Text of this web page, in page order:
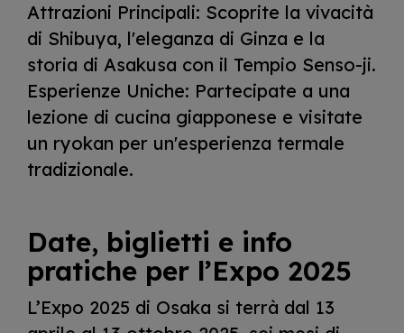
Attrazioni Principali: Scoprite la vivacità
di Shibuya, l'eleganza di Ginza e la
storia di Asakusa con il Tempio Senso-ji.
Esperienze Uniche: Partecipate a una
lezione di cucina giapponese e visitate
un ryokan per un'esperienza termale
tradizionale.
Date, biglietti e info
pratiche per l’Expo 2025
L’Expo 2025 di Osaka si terrà dal 13